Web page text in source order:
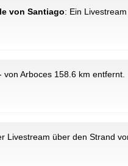
von Santiago: Ein
von Arboces 158.6 km entfernt.
Livestream über den Strand